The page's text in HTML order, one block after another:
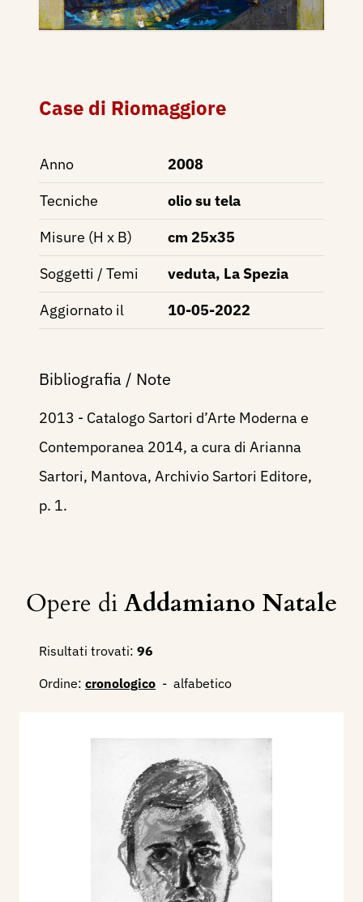
Case di Riomaggiore
Anno
2008
Tecniche
olio su tela
Misure (H x B)
cm 25x35
Soggetti / Temi
veduta, La Spezia
Aggiornato il
10-05-2022
Bibliografia / Note
2013 - Catalogo Sartori d’Arte Moderna e
Contemporanea 2014, a cura di Arianna
Sartori, Mantova, Archivio Sartori Editore,
p. 1.
Opere diAddamiano Natale
Risultati trovati: 96
Ordine: cronologico - alfabetico